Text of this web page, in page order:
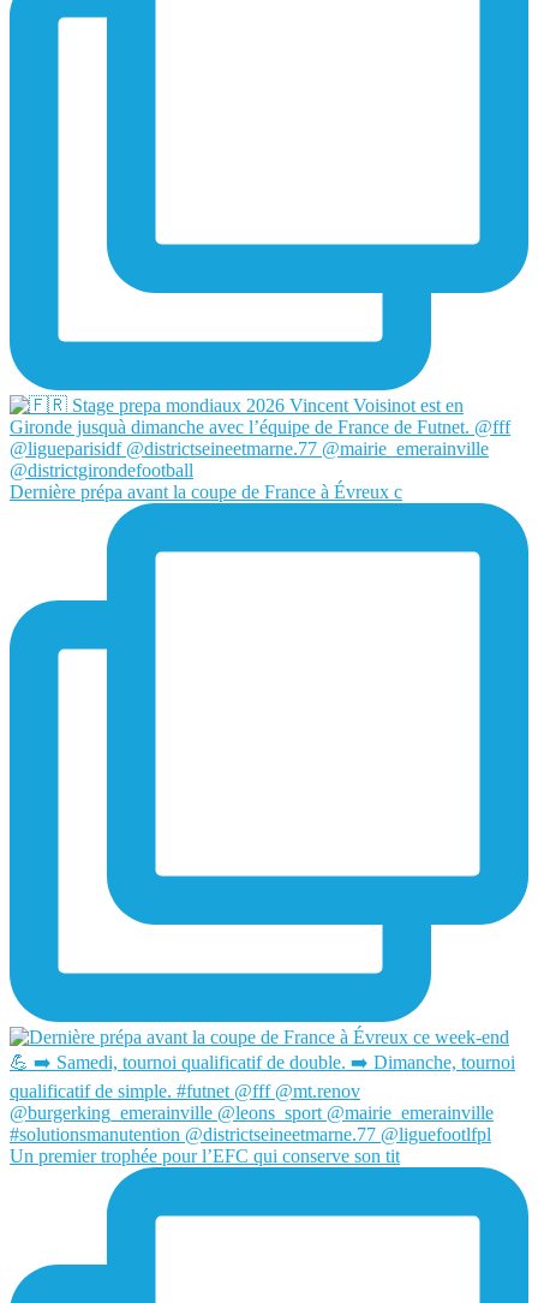
Dernière prépa avant la coupe de France à Évreux c
Un premier trophée pour l’EFC qui conserve son tit